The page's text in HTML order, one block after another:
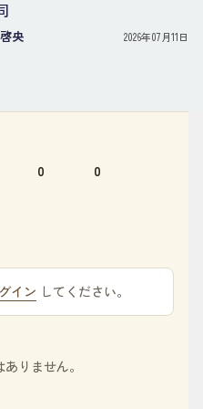
央 2026年07月11日
0 0
イン してください。
りません。